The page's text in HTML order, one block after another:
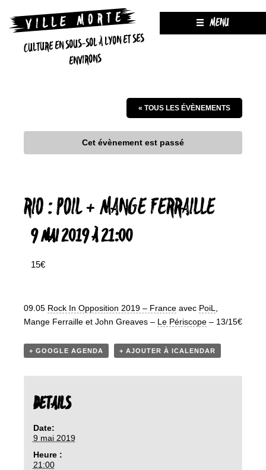
CULTURE EN SOUS-SOL À LYON ET SES
ENVIRONS
MENU
« TOUS LES ÉVÈNEMENTS
Cet évènement est passé
RIO : POIL + MANGE FERRAILLE
9 MAI 2019 À 21:00
15€
09.05 Rock In Opposition 2019 – France avec PoiL
Mange Ferraille et John Greaves – Le Périscope – 13/15€
+ GOOGLE AGENDA + AJOUTER À ICALENDAR
DETAILS
Date:
9 mai 2019
Heure :
21:00